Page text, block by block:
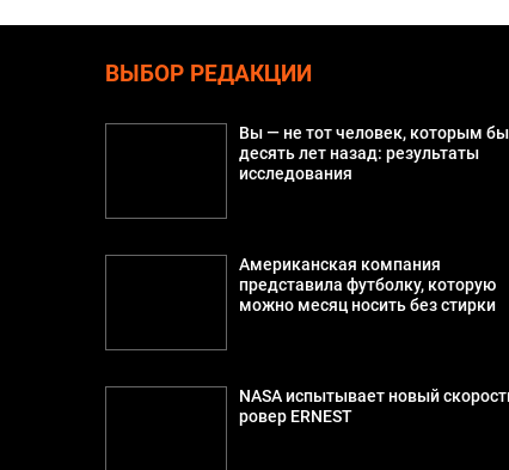
ВЫБОР РЕДАКЦИИ
Вы — не тот человек, которым
десять лет назад: результаты
исследования
Американская компания
представила футболку, которую
можно месяц носить без стирки
NASA испытывает новый
ровер ERNEST